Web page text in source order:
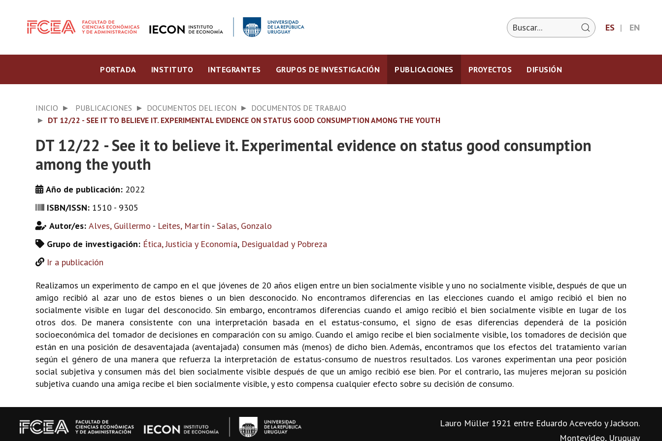
ES EN
PORTADA INSTITUTO INTEGRANTES GRUPOS DE INVESTIGACIÓN PUBLICACIONES PROYECTOS DIFUSIÓN
INICIO PUBLICACIONES DOCUMENTOS DEL IECON
DOCUMENTOS DE TRABAJO
DT 12/22 - SEE IT TO BELIEVE IT. EXPERIMENTAL EVIDENCE ON STATUS GOOD CONSUMPTION AMONG THE YOUTH
DT 12/22 - See it to believe it. Experimental evidence on status good consumption
among the youth
Año de publicación: 2022
ISBN/ISSN: 1510 - 9305
Autor/es: Alves, Guillermo - Leites, Martín - Salas, Gonzalo
Grupo de investigación: Ética, Justicia y Economía, Desigualdad y Pobreza
Ir a publicación
Realizamos un experimento de campo en el que jóvenes de 20 años eligen entre un bien socialmente visible y uno no socialmente visible, después de que un
amigo recibió al azar uno de estos bienes o un bien desconocido. No encontramos diferencias en las elecciones cuando el amigo recibió el bien no
socialmente visible en lugar del desconocido. Sin embargo, encontramos diferencias cuando el amigo recibió el bien socialmente visible en lugar de los
otros dos. De manera consistente con una interpretación basada en el estatus-consumo, el signo de esas diferencias dependerá de la posición
socioeconómica del tomador de decisiones en comparación con su amigo. Cuando el amigo recibe el bien socialmente visible, los tomadores de decisión que
están en una posición de desaventajada (aventajada) consumen más (menos) de dicho bien. Además, encontramos que los efectos del tratamiento varían
según el género de una manera que refuerza la interpretación de estatus-consumo de nuestros resultados. Los varones experimentan una peor posición
social subjetiva y consumen más del bien socialmente visible después de que un amigo recibió ese bien. Por el contrario, las mujeres mejoran su posición
subjetiva cuando una amiga recibe el bien socialmente visible, y esto compensa cualquier efecto sobre su decisión de consumo.
Lauro Müller 1921 entre Eduardo Acevedo y Jackson.
Montevideo, Uruguay